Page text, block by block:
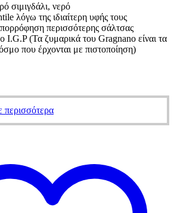
σιμιγδάλι, νερό
λόγω της ιδιαίτερη υφής τους
περισσότερης σάλτσας
I.G.P (Τα ζυμαρικά του Gragnano είναι τα
που έρχονται με πιστοποίηση)
περισσότερα